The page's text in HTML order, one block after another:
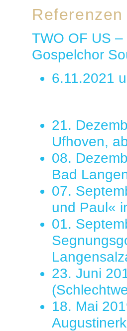
Referenzen
TWO OF US
Gospelchor
6.11.2021
21.
Ufhoven,
08.
Bad
07.
und Paul«
01.
23. Juni
18. Mai